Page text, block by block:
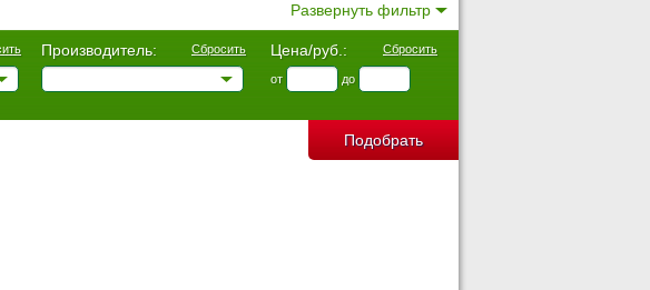
Сбросить
Производитель: Цена/руб.: Сбросить
от до
Развернуть фильтр